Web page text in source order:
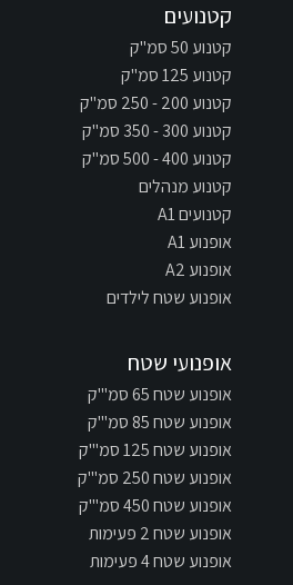
קטנועים
קטנוע 50 סמ"ק
קטנוע 125 סמ"ק
קטנוע 200 - 250 סמ"ק
קטנוע 300 - 350 סמ"ק
קטנוע 400 - 500 סמ"ק
קטנוע מנהלים
קטנועים A1
אופנוע A1
אופנוע A2
אופנוע שטח לילדים
אופנועי שטח
אופנוע שטח 65 סמ"'ק
אופנוע שטח 85 סמ"'ק
אופנוע שטח 125 סמ"'ק
אופנוע שטח 250 סמ"'ק
אופנוע שטח 450 סמ"'ק
אופנוע שטח 2 פעימות
אופנוע שטח 4 פעימות